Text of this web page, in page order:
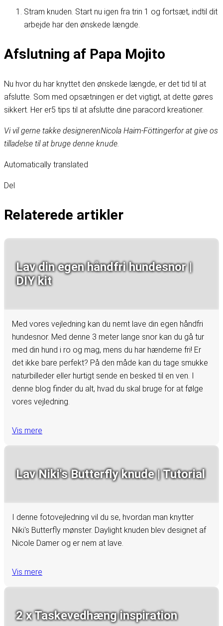
Stram knuden. Start nu igen fra trin 1 og fortsæt, indtil dit
arbejde har den ønskede længde.
Afslutning af Papa Mojito
Nu hvor du har knyttet den ønskede længde, er det tid til at
afslutte. Som med opsætningen er det vigtigt, at dette gøres
sikkert. Her er5 tips til at afslutte dine paracord kreationer.
Vi vil gerne takke designerenNicola Haim-Föttingerfor at give os
tilladelse til at bruge denne knude.
Automatically translated
Del
Relaterede artikler
Lav din egen håndfri hundesnor |
DIY kit
Med vores vejledning kan du nemt lave din egen håndfri
hundesnor. Med denne 3 meter lange snor kan du gå tur
med din hund i ro og mag, mens du har hænderne fri! Er
det ikke bare perfekt? På den måde kan du tage smukke
naturbilleder eller hurtigt sende en besked til en ven. I
denne blog finder du alt, hvad du skal bruge for at følge
vores vejledning.
Vis mere
Lav Niki's Butterfly knude | Tutorial
I denne fotovejledning vil du se, hvordan man knytter
Niki's Butterfly mønster. Daylight knuden blev designet af
Nicole Damer og er nem at lave.
Vis mere
2 x Taskevedhæng inspiration